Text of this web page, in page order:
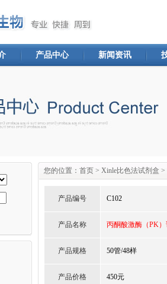
产品中心 新闻资讯
您的位置： 首页 > Xinle比色法试剂盒 >
产品编号 C102
产品名称 丙酮酸激酶（PK
产品规格 50管/48样
产品价格 450元